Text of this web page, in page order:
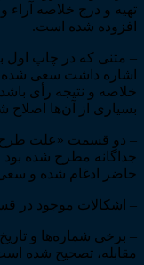
تهیه و درج خلاصه
افزوده شده است.
– متنی که در چاپ اول
اشاره داشت سعی شده
خلاصه و نتیجه رأی
بسیاری از آن­‌ها
– دو قسمت «علت
جداگانه مطرح شده
حاضر ادغام شده و
– اشکالات موجود در
– برخی شماره­‌ها و
مقابله، تصحیح شده